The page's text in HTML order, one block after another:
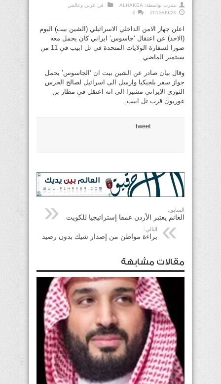
نشرت بواسطة: ALHAKEA في عربي وعالمي
2013/09/29
0
اعلن جهاز الامن الداخلي الاسرائيلي (الشين بيت) اليوم
(الاحد) عن اعتقال ‘جاسوس’ ايراني كان يحمل معه
صورا لسفارة الولايات المتحدة في تل ابيب في 11 من
سبتمبر الماضي.
وقال بيان صادر عن الشين بيت ان ‘الجاسوس’ يحمل
جواز سفر بلجيكيا وارسل الى اسرائيل لصالح الحرس
الثوري الايراني مشيرا الى انه اعتقل في مطار بن
غوريون قرب تل ابيب.
tweet
السابق:
الغانم يعتبر الأردن عمقا إستراتيجيا للكويت
التالي:
براءة مواطن من إصدار شيك بدون رصيد
مقالات مشابهة